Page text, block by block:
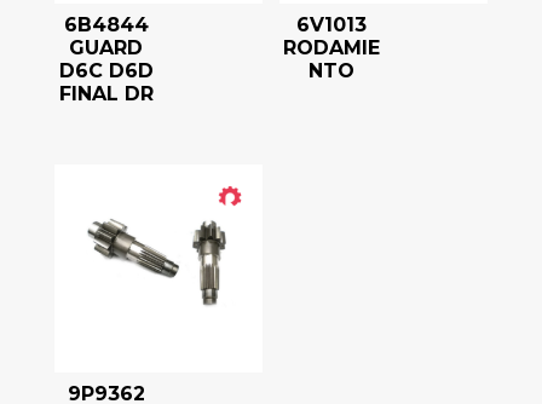
6B4844
GUARD
D6C D6D
FINAL DR
6V1013
RODAMIE
NTO
9P9362